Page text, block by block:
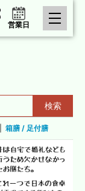
営業日
検索
箱膳 / 足付膳